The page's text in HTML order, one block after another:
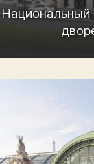
Национальный